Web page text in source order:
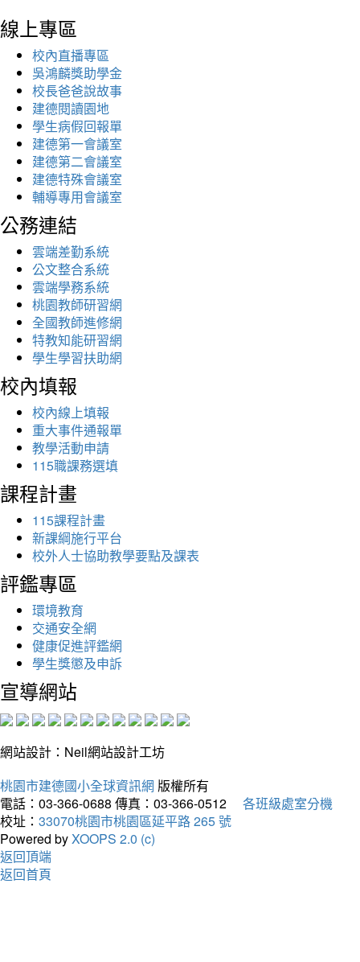
線上專區
校內直播專區
吳鴻麟獎助學金
校長爸爸說故事
建德閱讀園地
學生病假回報單
建德第一會議室
建德第二會議室
建德特殊會議室
輔導專用會議室
公務連結
雲端差勤系統
公文整合系統
雲端學務系統
桃園教師研習網
全國教師進修網
特教知能研習網
學生學習扶助網
校內填報
校內線上填報
重大事件通報單
教學活動申請
115職課務選填
課程計畫
115課程計畫
新課綱施行平台
校外人士協助教學要點及課表
評鑑專區
環境教育
交通安全網
健康促進評鑑網
學生獎懲及申訴
宣導網站
網站設計：Neil網站設計工坊
桃園市建德國小全球資訊網 版權所有
電話：03-366-0688 傳真：03-366-0512
各班級處室分機
校址： 33070桃園市桃園區延平路 265 號
Powered byXOOPS 2.0 (c)
返回頂端
返回首頁